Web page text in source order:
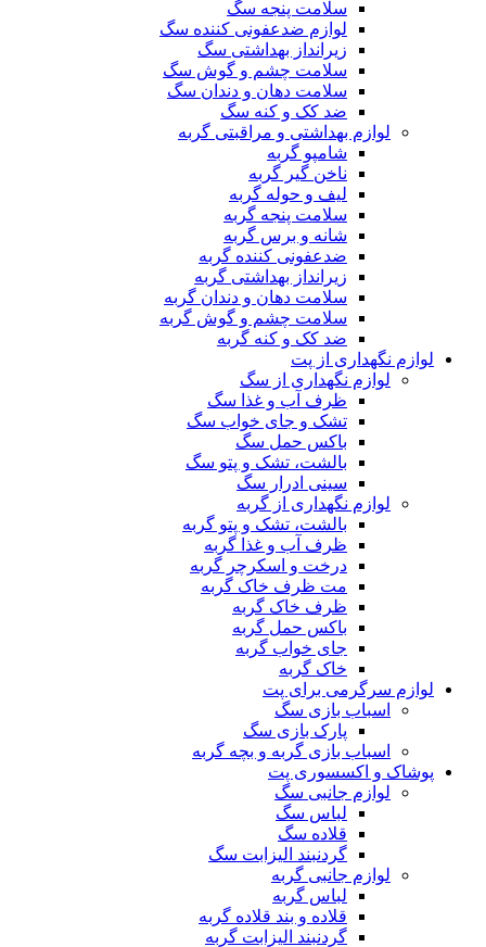
سلامت پنجه سگ
لوازم ضدعفونی کننده سگ
زیرانداز بهداشتی سگ
سلامت چشم و گوش سگ
سلامت دهان و دندان سگ
ضد کک و کنه سگ
لوازم بهداشتی و مراقبتی گربه
شامپو گربه
ناخن گیر گربه
لیف و حوله گربه
سلامت پنجه گربه
شانه و برس گربه
ضدعفونی کننده گربه
زیرانداز بهداشتی گربه
سلامت دهان و دندان گربه
سلامت چشم و گوش گربه
ضد کک و کنه گربه
لوازم نگهداری از پت
لوازم نگهداری از سگ
ظرف آب و غذا سگ
تشک و جای خواب سگ
باکس حمل سگ
بالشت، تشک و پتو سگ
سینی ادرار سگ
لوازم نگهداری از گربه
بالشت، تشک و پتو گربه
ظرف آب و غذا گربه
درخت و اسکرچر گربه
مت ظرف خاک گربه
ظرف خاک گربه
باکس حمل گربه
جای خواب گربه
خاک گربه
لوازم سرگرمی برای پت
اسباب بازی سگ
پارک بازی سگ
اسباب بازی گربه و بچه گربه
پوشاک و اکسسوری پت
لوازم جانبی سگ
لباس سگ
قلاده سگ
گردنبند الیزابت سگ
لوازم جانبی گربه
لباس گربه
قلاده و بند قلاده گربه
گردنبند الیزابت گربه